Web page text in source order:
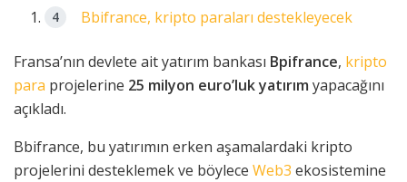
Bbifrance, kripto paraları destekleyecek
Fransa’nın devlete ait yatırım bankası Bpifrance, kripto
para projelerine 25 milyon euro’luk yatırım yapacağını
açıkladı.
Bbifrance, bu yatırımın erken aşamalardaki kripto
projelerini desteklemek ve böylece Web3 ekosistemine